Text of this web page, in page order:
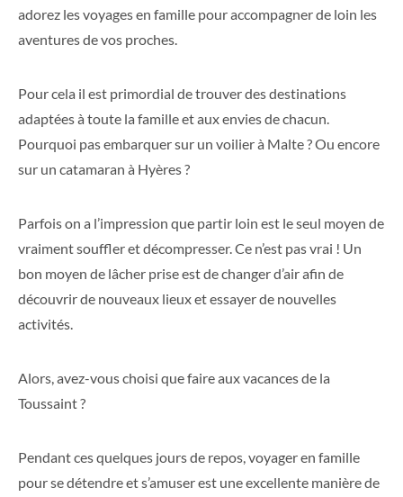
adorez les voyages en famille pour accompagner de loin les
aventures de vos proches.
Pour cela il est primordial de trouver des destinations
adaptées à toute la famille et aux envies de chacun.
Pourquoi pas embarquer sur un voilier à Malte ? Ou encore
sur un catamaran à Hyères ?
Parfois on a l’impression que partir loin est le seul moyen de
vraiment souffler et décompresser. Ce n’est pas vrai ! Un
bon moyen de lâcher prise est de changer d’air afin de
découvrir de nouveaux lieux et essayer de nouvelles
activités.
Alors, avez-vous choisi que faire aux vacances de la
Toussaint ?
Pendant ces quelques jours de repos, voyager en famille
pour se détendre et s’amuser est une excellente manière de